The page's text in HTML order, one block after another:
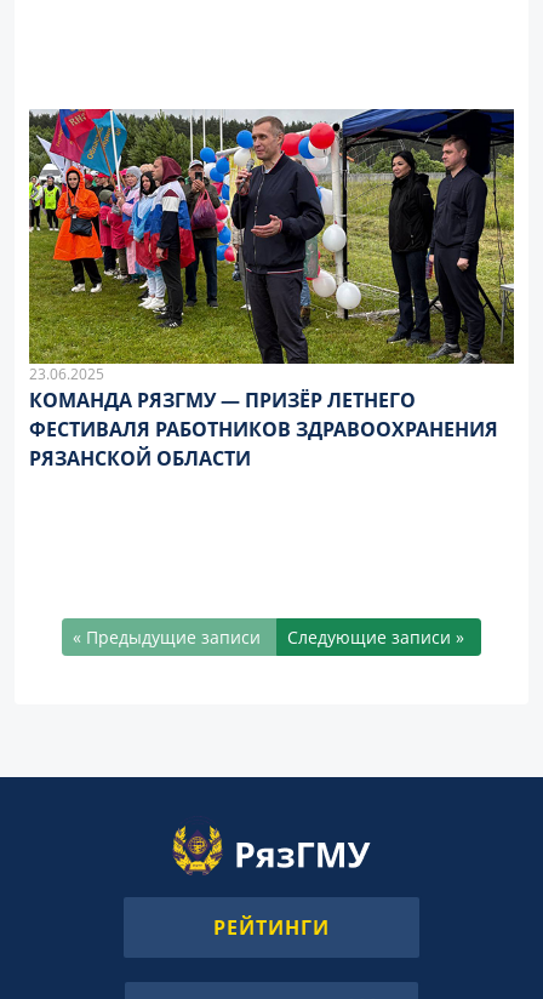
23.06.2025
КОМАНДА РЯЗГМУ — ПРИЗЁР ЛЕТНЕГО
ФЕСТИВАЛЯ РАБОТНИКОВ ЗДРАВООХРАНЕНИЯ
РЯЗАНСКОЙ ОБЛАСТИ
« Предыдущие записи Следующие записи »
РЕЙТИНГИ